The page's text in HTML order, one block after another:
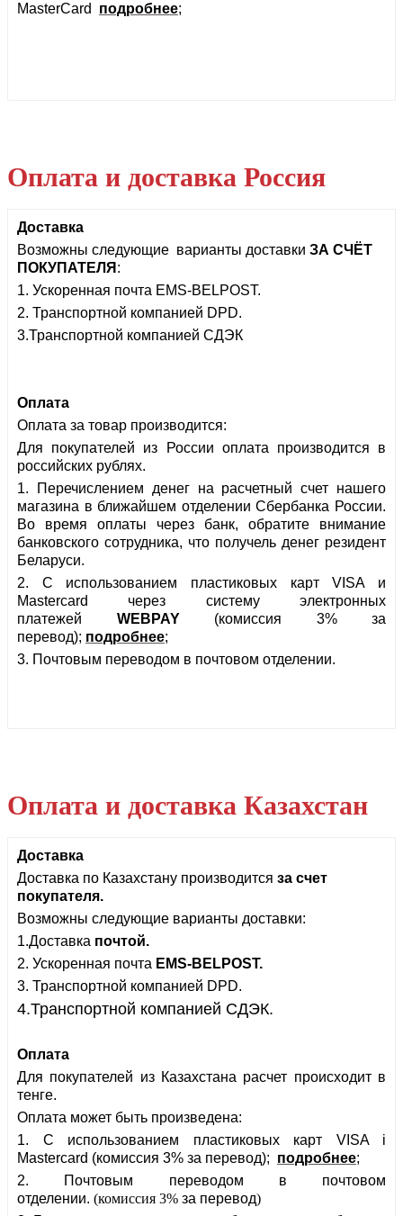
MasterCard
подробнее;
Оплата и доставка Россия
Доставка
Возможны следующие варианты доставки ЗА СЧЁТ
ПОКУПАТЕЛЯ :
1. Ускоренная почта EMS-BELPOST.
2. Транспортной компанией DPD.
3.Транспортной компанией СДЭК
Оплата
Оплата за товар производится:
Для покупателей из России оплата производится в
российских рублях.
1. Перечислением денег на расчетный счет нашего
магазина в ближайшем отделении Сбербанка России.
Во время оплаты через банк, обратите внимание
банковского сотрудника, что получель денег резидент
Беларуси.
2. С использованием пластиковых карт VISA и
Mastercard через систему электронных
платежей WEBPAY (комиссия 3% за
перевод); подробнее;
3. Почтовым переводом в почтовом отделении.
Оплата и доставка Казахстан
Доставка
Доставка по Казахстану производится за счет
покупателя.
Возможны следующие варианты доставки:
1.Доставка почтой.
2. Ускоренная почта EMS-BELPOST.
3. Транспортной компанией DPD.
4.Транспортной компанией СДЭК.
Оплата
Для покупателей из Казахстана расчет происходит в
тенге.
Оплата может быть произведена:
1. С использованием пластиковых карт VISA i
Mastercard (комиссия 3% за перевод); подробнее;
2.
Почтовым переводом в почтовом
отделении. (комиссия 3% за перевод)